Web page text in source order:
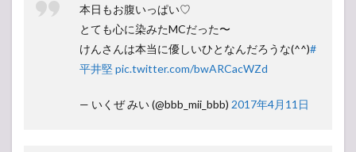
本日もお腹いっぱい♡
とても心に染みたMCだった〜
けんさんは本当に優しいひとなんだろうな(^^)#
平井堅 pic.twitter.com/bwARCacWZd
— いくぜ みい (@bbb_mii_bbb) 2017年4月11日